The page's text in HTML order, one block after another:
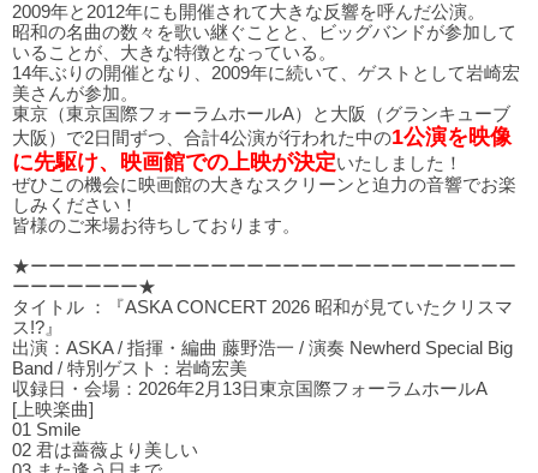
2009年と2012年にも開催されて大きな反響を呼んだ公演。
昭和の名曲の数々を歌い継ぐことと、ビッグバンドが参加して
いることが、大きな特徴となっている。
14年ぶりの開催となり、2009年に続いて、ゲストとして岩崎宏
美さんが参加。
東京（東京国際フォーラムホールA）と大阪（グランキューブ
大阪）で2日間ずつ、合計4公演が行われた中の1公演を映像
に先駆け、映画館での上映が決定いたしました！
ぜひこの機会に映画館の大きなスクリーンと迫力の音響でお楽
しみください！
皆様のご来場お待ちしております。
★ーーーーーーーーーーーーーーーーーーーーーーーーーーー
ーーーーーーー★
タイトル ：『ASKA CONCERT 2026 昭和が見ていたクリスマ
ス!?』
出演：ASKA / 指揮・編曲 藤野浩一 / 演奏 Newherd Special Big
Band / 特別ゲスト：岩崎宏美
収録日・会場：2026年2月13日東京国際フォーラムホールA
[上映楽曲]
01 Smile
02 君は薔薇より美しい